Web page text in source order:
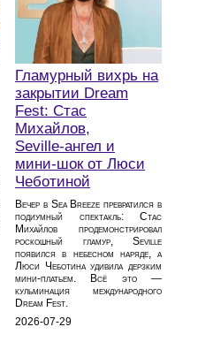
Гламурный вихрь на
закрытии Dream
Fest: Стас
Михайлов,
Seville‑ангел и
мини‑шок от Люси
Чеботиной
Вечер в Sea Breeze превратился в
подиумный спектакль: Стас
Михайлов продемонстрировал
роскошный гламур, Seville
появился в небесном наряде, а
Люси Чеботина удивила дерзким
мини‑платьем. Всё это —
кульминация международного
Dream Fest.
2026-07-29